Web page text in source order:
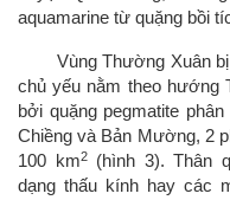
aquamarine từ quặng bồi
Vùng Thường Xuân
chủ yếu nằm theo hướng
bởi quặng pegmatite
Chiềng và Bản Mường, 2
100 km2(hình 3). Thân
dạng thấu kính hay các